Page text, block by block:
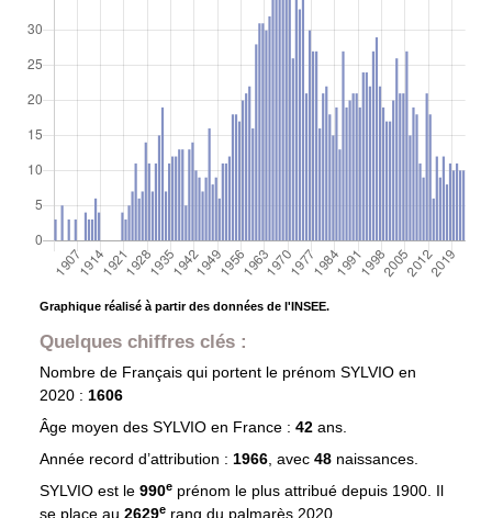
Graphique réalisé à partir des données de l'INSEE.
Quelques chiffres clés :
Nombre de Français qui portent le prénom SYLVIO en
2020 : 1606
Âge moyen des SYLVIOen France : 42 ans.
Année record d’attribution : 1966, avec 48 naissances.
SYLVIO est le 990eprénom le plus attribué depuis 1900. Il
se place au 2629e rang du palmarès 2020.